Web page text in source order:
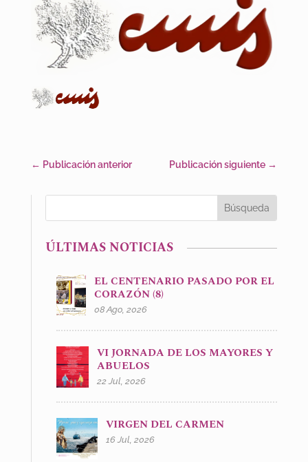
← Publicación anterior Publicación siguiente →
ÚLTIMAS NOTICIAS
EL CENTENARIO PASADO POR EL
CORAZÓN (8)
08 Ago, 2026
VI JORNADA DE LOS MAYORES Y
ABUELOS
22 Jul, 2026
VIRGEN DEL CARMEN
16 Jul, 2026